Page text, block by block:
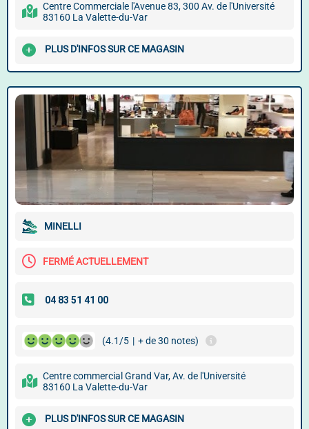
Centre Commerciale l'Avenue 83, 300 Av. de l'Université
83160 La Valette-du-Var
PLUS D'INFOS SUR CE MAGASIN
MINELLI
FERMÉ ACTUELLEMENT
(4.1/5 | + de 30 notes)
Centre commercial Grand Var, Av. de l'Université
83160 La Valette-du-Var
PLUS D'INFOS SUR CE MAGASIN